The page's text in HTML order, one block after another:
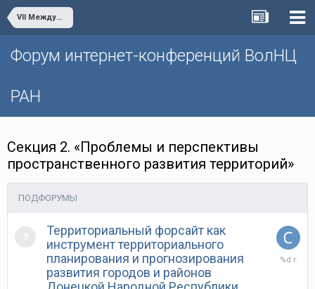
VII Международная научно-практическая интернет-конференция «Проблемы экономического роста и устойчивого развития территорий»
Форум интернет-конференций ВолНЦ
РАН
Секция 2. «Проблемы и перспективы
пространственного развития территорий»
ПОДФОРУМЫ
Территориальный форсайт как
инструмент территориального
планирования и прогнозирования
развития городов и районов
11